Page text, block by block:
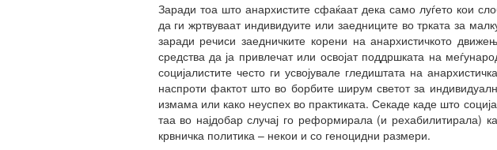
Заради тоа што анархистите сфаќаат дека само луѓето кои
да ги жртвуваат индивидуите или заедниците во трката за
заради речиси заедничките корени на анархистичкото
средства да ја привлечат или освојат поддршката на
социјалистите често ги усвојувале гледиштата на
наспроти фактот што во борбите ширум светот за
измама или како неуспех во практиката. Секаде каде што
таа во најдобар случај го реформирала (и рехабилитирала)
крвничка политика – некои и со геноцидни размери.